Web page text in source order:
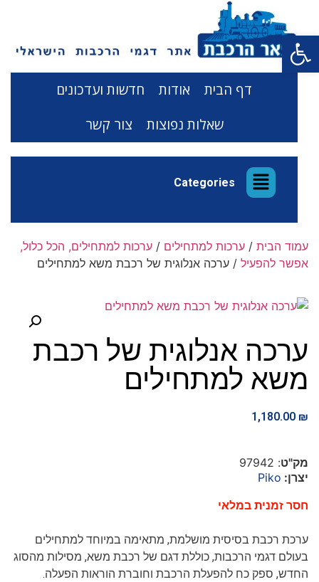
פתח סרגל נגישות
דף הבית אודות
חדשות ועדכונים
שאלות נפוצות
צור קשר
Categories
עמוד הבית / ערכות למתחילים / ערכות למתחילים, הכל כלול,
אפשר להפעיל / ערכה אנלוגית של רכבת משא למתחילים
ערכה אנלוגית של רכבת
משא למתחילים
1,180.00 ₪
מק"ט: 97942
יצרן: Piko
חסר זמנית במלאי
ערכת רכבת בסיסית מושלמת, מתאימה במיוחד למתחילים
בעולם דגמי הרכבות, כוללת דגם של רכבת משא, מסילות מהסוג
החדש, ספק כח להפעלת הרכבת וחוברת הוראות הפעלה.